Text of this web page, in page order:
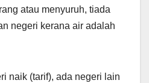
atau menyuruh, tiada
negeri kerana air adalah
naik (tarif), ada negeri lain